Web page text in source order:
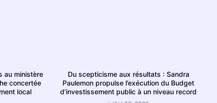
au ministère
concertée
local
Du scepticisme aux résultats : Sandra
Paulemon propulse l’exécution du Budget
d’investissement public à un niveau record